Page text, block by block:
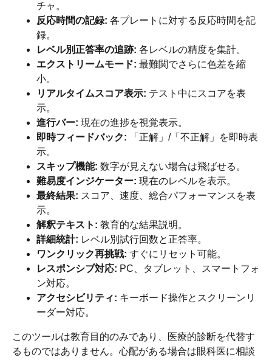
チャ。
反応時間の記録: 各プレートに対する反応時間を記
録。
レベル別正答率の追跡: 各レベルの精度を集計。
エクストリームモード: 最難関でさらに色差を縮
小。
リアルタイムスコア表示: テスト中にスコアを表
示。
進行バー: 現在の進捗を視覚表示。
即時フィードバック: 「正解」/「不正解」を即時表
示。
スキップ機能: 数字が見えない場合は飛ばせる。
難易度インジケーター: 現在のレベルを表示。
最終結果: スコア、速度、総合パフォーマンスを表
示。
解釈テキスト: 教育的な結果説明。
詳細統計: レベル別試行回数と正答率。
ワンクリック再挑戦: すぐにリセット可能。
レスポンシブ対応: PC、タブレット、スマートフォ
ン対応。
アクセシビリティ: キーボード操作とスクリーンリ
ーダー対応。
このツールは教育目的のみであり、医療的診断を代替す
るものではありません。心配がある場合は眼科医に相談